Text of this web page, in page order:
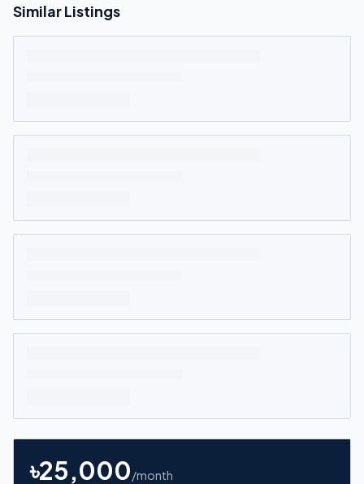
Similar Listings
৳25,000/month